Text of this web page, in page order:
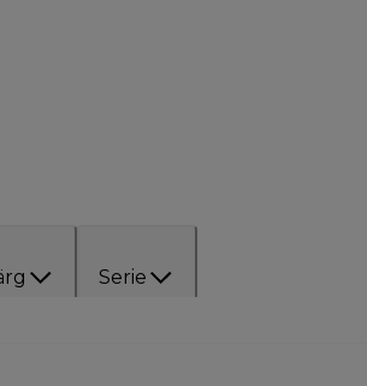
Serie